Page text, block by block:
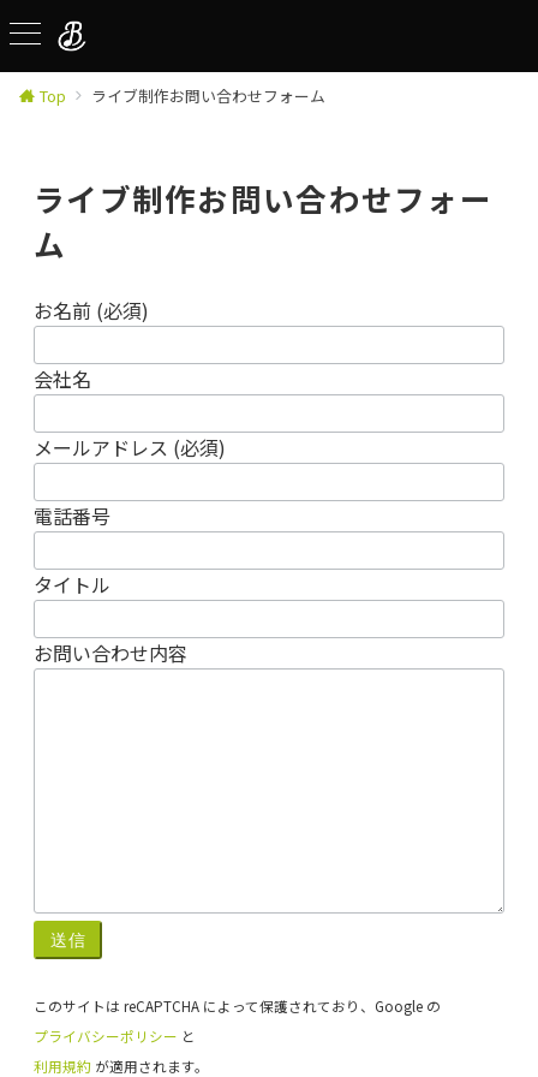
Top ライブ制作お問い合わせフォーム
ライブ制作お問い合わせフォー
ム
お名前 (必須)
会社名
メールアドレス (必須)
電話番号
タイトル
お問い合わせ内容
このサイトは reCAPTCHA によって保護されており、Google の
プライバシーポリシー と
利用規約 が適用されます。